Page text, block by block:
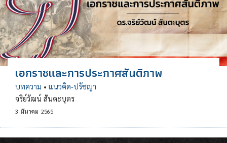
เอกราชและการประกาศสันติภาพ
บทความ • แนวคิด-ปรัชญา
จริย์วัฒน์ สันตะบุตร
3 มีนาคม 2565